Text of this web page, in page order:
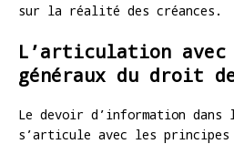
sur la réalité des créances.
L’articulation
généraux du droit
Le devoir d’information
s’articule avec les principes